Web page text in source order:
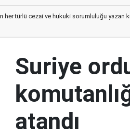
her türlü cezai ve hukuki sorumluluğu
Suriye
atandı